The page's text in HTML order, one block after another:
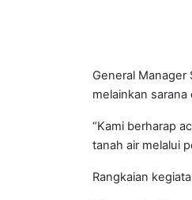
General Manager
melainkan
“Kami berharap
tanah air melalui
Rangkaian